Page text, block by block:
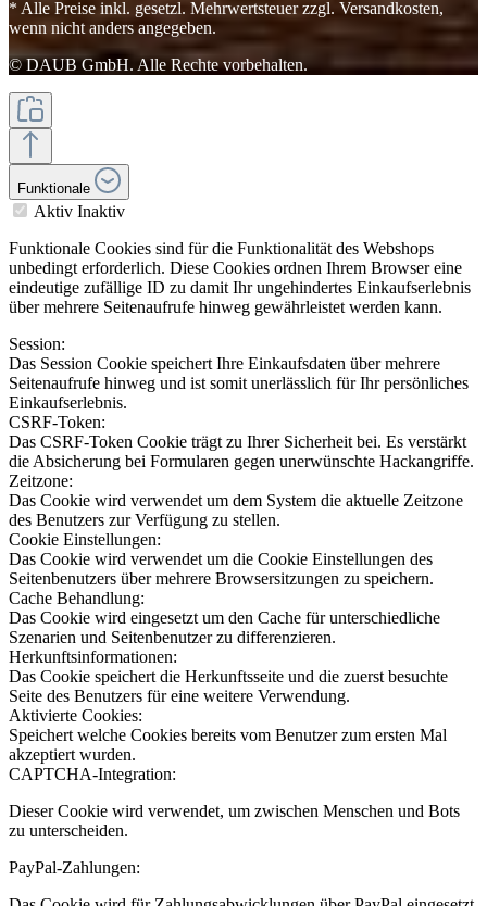
* Alle Preise inkl. gesetzl. Mehrwertsteuer zzgl. Versandkosten,
wenn nicht anders angegeben.
© DAUB GmbH. Alle Rechte vorbehalten.
Funktionale
Aktiv Inaktiv
Funktionale Cookies sind für die Funktionalität des Webshops
unbedingt erforderlich. Diese Cookies ordnen Ihrem Browser eine
eindeutige zufällige ID zu damit Ihr ungehindertes Einkaufserlebnis
über mehrere Seitenaufrufe hinweg gewährleistet werden kann.
Session:
Das Session Cookie speichert Ihre Einkaufsdaten über mehrere
Seitenaufrufe hinweg und ist somit unerlässlich für Ihr persönliches
Einkaufserlebnis.
CSRF-Token:
Das CSRF-Token Cookie trägt zu Ihrer Sicherheit bei. Es verstärkt
die Absicherung bei Formularen gegen unerwünschte Hackangriffe.
Zeitzone:
Das Cookie wird verwendet um dem System die aktuelle Zeitzone
des Benutzers zur Verfügung zu stellen.
Cookie Einstellungen:
Das Cookie wird verwendet um die Cookie Einstellungen des
Seitenbenutzers über mehrere Browsersitzungen zu speichern.
Cache Behandlung:
Das Cookie wird eingesetzt um den Cache für unterschiedliche
Szenarien und Seitenbenutzer zu differenzieren.
Herkunftsinformationen:
Das Cookie speichert die Herkunftsseite und die zuerst besuchte
Seite des Benutzers für eine weitere Verwendung.
Aktivierte Cookies:
Speichert welche Cookies bereits vom Benutzer zum ersten Mal
akzeptiert wurden.
CAPTCHA-Integration:
Dieser Cookie wird verwendet, um zwischen Menschen und Bots
zu unterscheiden.
PayPal-Zahlungen: